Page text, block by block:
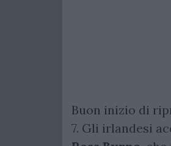
Buon inizio di
7. Gli irlandesi